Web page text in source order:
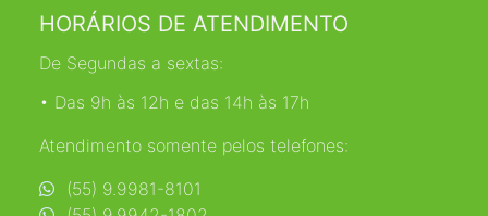
HORÁRIOS DE ATENDIMENTO
De Segundas a sextas:
• Das 9h às 12h e das 14h às 17h
Atendimento somente pelos telefones:
(55) 9.9981-8101